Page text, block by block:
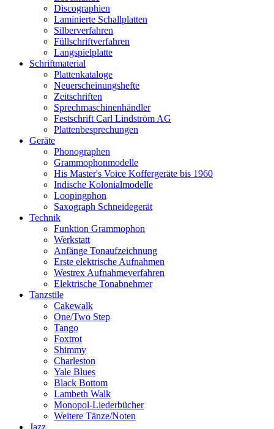
Discographien
Laminierte Schallplatten
Silberverfahren
Füllschriftverfahren
Langspielplatte
Schriftmaterial
Plattenkataloge
Neuerscheinungshefte
Zeitschriften
Sprechmaschinenhändler
Festschrift Carl Lindström AG
Plattenbesprechungen
Geräte
Phonographen
Grammophonmodelle
His Master's Voice Koffergeräte bis 1960
Indische Kolonialmodelle
Loopingphon
Saxograph Schneidegerät
Technik
Funktion Grammophon
Werkstatt
Anfänge Tonaufzeichnung
Erste elektrische Aufnahmen
Westrex Aufnahmeverfahren
Elektrische Tonabnehmer
Tanzstile
Cakewalk
One/Two Step
Tango
Foxtrot
Shimmy
Charleston
Yale Blues
Black Bottom
Lambeth Walk
Monopol-Liederbücher
Weitere Tänze/Noten
Jazz